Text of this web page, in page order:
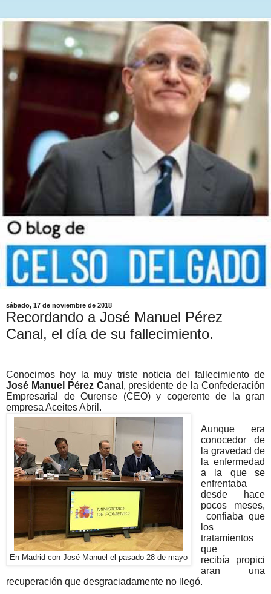
sábado, 17 de noviembre de 2018
Recordando a José Manuel Pérez
Canal, el día de su fallecimiento.
Conocimos hoy la muy triste noticia del fallecimiento de
José Manuel Pérez Canal , presidente de la Confederación
Empresarial de Ourense (CEO) y cogerente de la gran
empresa Aceites Abril.
En Madrid con José Manuel el pasado 28 de mayo
Aunque era
conocedor de
la gravedad de
la enfermedad
a la que se
enfrentaba
desde hace
pocos meses,
confiaba que
los
tratamientos
que
recibía propici
aran una
recuperación que desgraciadamente no llegó.